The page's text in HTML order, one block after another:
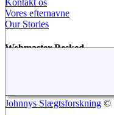
Kontakt os
Vores efternavne
Our Stories
Webmaster Besked
Vi gør alt for at
gerne vil tilføje, så kontakt
Johnnys Slægtsforskning ©